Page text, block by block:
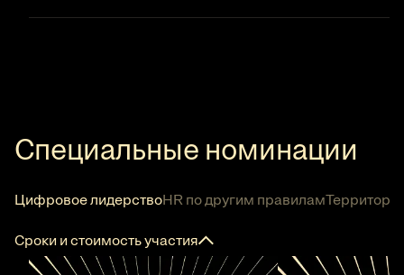
Специальные номинации
Цифровое лидерствоHR по другим правилам
Сроки и стоимость участия